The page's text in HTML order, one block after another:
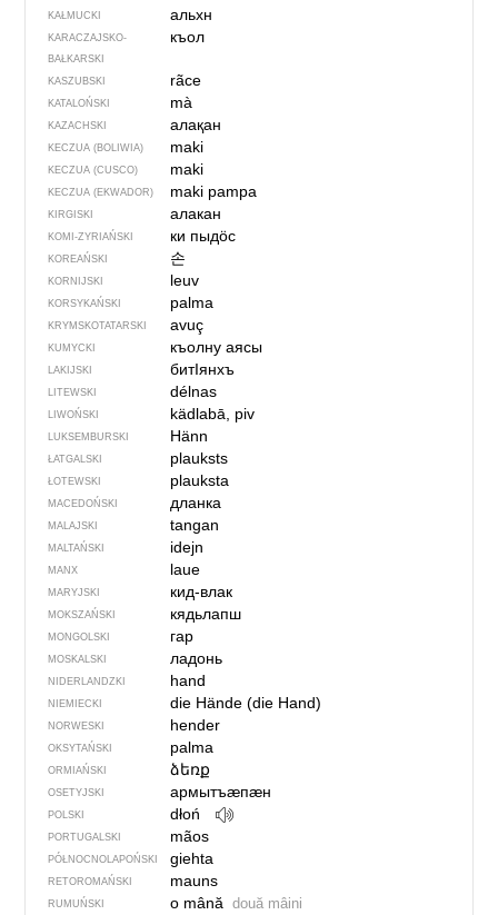
KAŁMUCKI альхн
KARACZAJSKO-
BAŁKARSKI
къол
KASZUBSKI rãce
KATALOŃSKI mà
KAZACHSKI алақан
KECZUA (BOLIWIA) maki
KECZUA (CUSCO) maki
KECZUA (EKWADOR) maki pampa
KIRGISKI алакан
KOMI-ZYRIAŃSKI ки пыдӧс
KOREAŃSKI 손
KORNIJSKI leuv
KORSYKAŃSKI palma
KRYMSKOTATARSKI avuç
KUMYCKI къолну аясы
LAKIJSKI битIянхъ
LITEWSKI délnas
LIWOŃSKI kädlabā, piv
LUKSEMBURSKI Hänn
ŁATGALSKI plauksts
ŁOTEWSKI plauksta
MACEDOŃSKI дланка
MALAJSKI tangan
MALTAŃSKI idejn
MANX laue
MARYJSKI кид-влак
MOKSZAŃSKI кядьлапш
MONGOLSKI гар
MOSKALSKI ладонь
NIDERLANDZKI hand
NIEMIECKI die Hände (die Hand)
NORWESKI hender
OKSYTAŃSKI palma
ORMIAŃSKI ձեռք
OSETYJSKI армытъӕпӕн
POLSKI dłoń
PORTUGALSKI mãos
PÓŁNOCNO­LA­POŃ­SKI giehta
RETOROMAŃSKI mauns
RUMUŃSKI o mână două mâini